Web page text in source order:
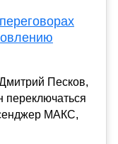
Песков,
переключаться
МАКС,